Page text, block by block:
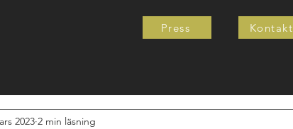
Press Kontakt
2023 2 min läsning